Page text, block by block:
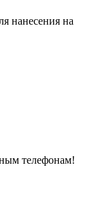
нанесения на
телефонам!